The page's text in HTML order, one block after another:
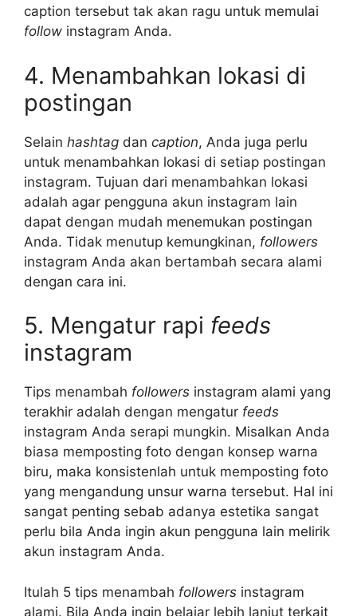
caption tersebut tak akan ragu untuk memulai
follow instagram Anda.
4. Menambahkan lokasi di
postingan
Selain hashtag dan caption, Anda juga perlu
untuk menambahkan lokasi di setiap postingan
instagram. Tujuan dari menambahkan lokasi
adalah agar pengguna akun instagram lain
dapat dengan mudah menemukan postingan
Anda. Tidak menutup kemungkinan, followers
instagram Anda akan bertambah secara alami
dengan cara ini.
5. Mengatur rapi feeds
instagram
Tips menambah followers instagram alami yang
terakhir adalah dengan mengatur feeds
instagram Anda serapi mungkin. Misalkan Anda
biasa memposting foto dengan konsep warna
biru, maka konsistenlah untuk memposting foto
yang mengandung unsur warna tersebut. Hal ini
sangat penting sebab adanya estetika sangat
perlu bila Anda ingin akun pengguna lain melirik
akun instagram Anda.
Itulah 5 tips menambah followers instagram
alami. Bila Anda ingin belajar lebih lanjut terkait